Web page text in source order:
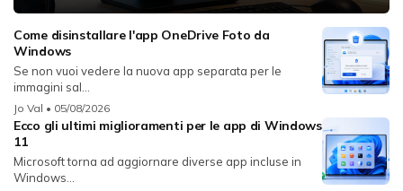
Come disinstallare l'app OneDrive Foto da
Windows
Se non vuoi vedere la nuova app separata per le
immagini sal...
Jo Val • 05/08/2026
Ecco gli ultimi miglioramenti per le app di Windows
11
Microsoft torna ad aggiornare diverse app incluse in
Windows...